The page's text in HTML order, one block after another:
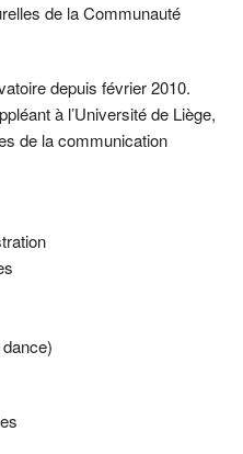
de la Communauté
depuis février 2010.
à l’Université de Liège,
de la communication